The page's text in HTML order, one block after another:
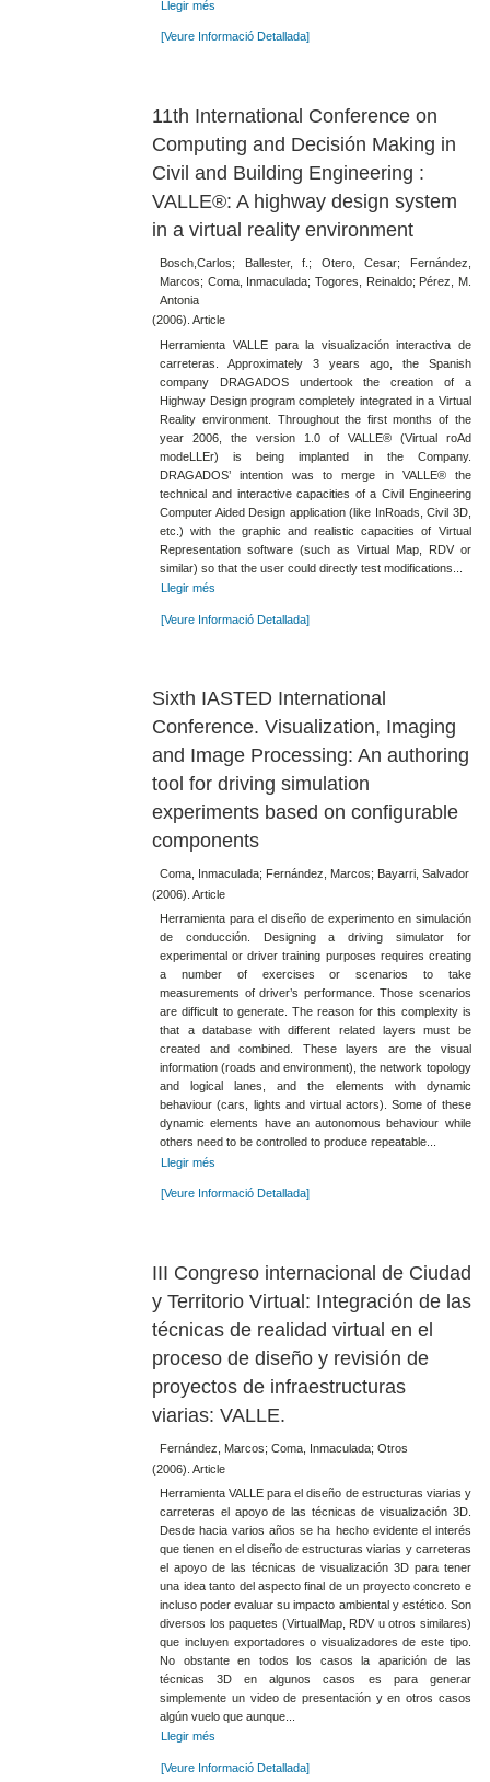
Llegir més
[Veure Informació Detallada]
11th International Conference on
Computing and Decisión Making in
Civil and Building Engineering :
VALLE®: A highway design system
in a virtual reality environment
Bosch,Carlos; Ballester, f.; Otero, Cesar; Fernández,
Marcos; Coma, Inmaculada; Togores, Reinaldo; Pérez, M.
Antonia
(2006). Article
Herramienta VALLE para la visualización interactiva de
carreteras. Approximately 3 years ago, the Spanish
company DRAGADOS undertook the creation of a
Highway Design program completely integrated in a Virtual
Reality environment. Throughout the first months of the
year 2006, the version 1.0 of VALLE® (Virtual roAd
modeLLEr) is being implanted in the Company.
DRAGADOS’ intention was to merge in VALLE® the
technical and interactive capacities of a Civil Engineering
Computer Aided Design application (like InRoads, Civil 3D,
etc.) with the graphic and realistic capacities of Virtual
Representation software (such as Virtual Map, RDV or
similar) so that the user could directly test modifications...
Llegir més
[Veure Informació Detallada]
Sixth IASTED International
Conference. Visualization, Imaging
and Image Processing: An authoring
tool for driving simulation
experiments based on configurable
components
Coma, Inmaculada; Fernández, Marcos; Bayarri, Salvador
(2006). Article
Herramienta para el diseño de experimento en simulación
de conducción. Designing a driving simulator for
experimental or driver training purposes requires creating
a number of exercises or scenarios to take
measurements of driver’s performance. Those scenarios
are difficult to generate. The reason for this complexity is
that a database with different related layers must be
created and combined. These layers are the visual
information (roads and environment), the network topology
and logical lanes, and the elements with dynamic
behaviour (cars, lights and virtual actors). Some of these
dynamic elements have an autonomous behaviour while
others need to be controlled to produce repeatable...
Llegir més
[Veure Informació Detallada]
III Congreso internacional de Ciudad
y Territorio Virtual: Integración de las
técnicas de realidad virtual en el
proceso de diseño y revisión de
proyectos de infraestructuras
viarias: VALLE.
Fernández, Marcos; Coma, Inmaculada; Otros
(2006). Article
Herramienta VALLE para el diseño de estructuras viarias y
carreteras el apoyo de las técnicas de visualización 3D.
Desde hacia varios años se ha hecho evidente el interés
que tienen en el diseño de estructuras viarias y carreteras
el apoyo de las técnicas de visualización 3D para tener
una idea tanto del aspecto final de un proyecto concreto e
incluso poder evaluar su impacto ambiental y estético. Son
diversos los paquetes (VirtualMap, RDV u otros similares)
que incluyen exportadores o visualizadores de este tipo.
No obstante en todos los casos la aparición de las
técnicas 3D en algunos casos es para generar
simplemente un video de presentación y en otros casos
algún vuelo que aunque...
Llegir més
[Veure Informació Detallada]